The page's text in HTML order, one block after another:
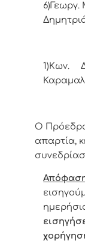
1)Κων.
Ο
απαρτία,